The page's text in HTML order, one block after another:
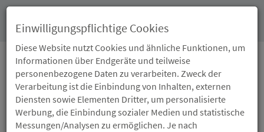
03.04.2013
NEUAUSRICHTUNG DER
RHEINLAND-
Einwilligungspflichtige Cookies
Diese Website nutzt Cookies und ähnliche Funktionen, um
Informationen über Endgeräte und teilweise
personenbezogene Daten zu verarbeiten. Zweck der
Verarbeitung ist die Einbindung von Inhalten, externen
Diensten sowie Elementen Dritter, um personalisierte
Werbung, die Einbindung sozialer Medien und statistische
Messungen/Analysen zu ermöglichen. Je nach